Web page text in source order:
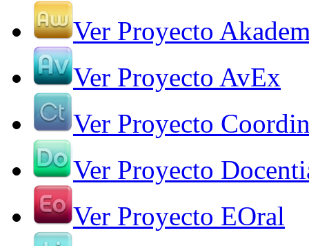
Ver Proyecto
Ver Proyecto AvEx
Ver Proyecto
Ver Proyecto
Ver Proyecto EOral